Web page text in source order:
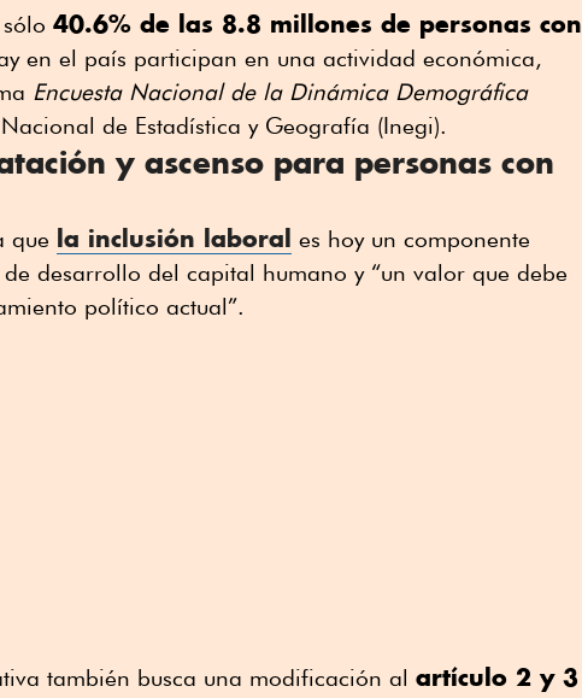
40.6% de las 8.8 millones de personas con
en el país participan en una actividad económica,
Encuesta Nacional de la Dinámica Demográfica
de Estadística y Geografía (Inegi).
y ascenso para personas con
que la inclusión laboral es hoy un componente
desarrollo del capital humano y “un valor que debe
político actual”.
también busca una modificación al artículo 2 y 3